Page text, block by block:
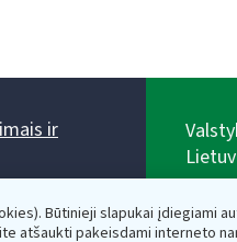
Būtinieji slapukai įdiegiami
atšaukti pakeisdami interneto
ir
15.45.